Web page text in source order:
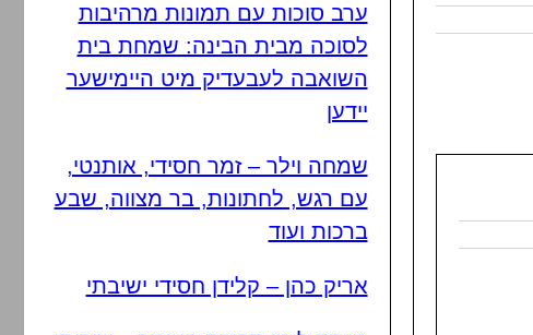
ערב סוכות עם תמונות מרהיבות
לסוכה מבית הבינה: שמחת בית
השואבה לעבעדיק מיט היימישער
יידען
שמחה וילר – זמר חסידי, אותנטי,
עם רגש, לחתונות, בר מצווה, שבע
ברכות ועוד
אריק כהן – קלידן חסידי ישיבתי